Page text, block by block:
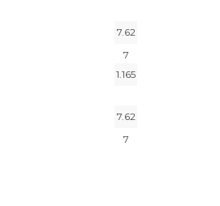
7.62
7
1.165
7.62
7